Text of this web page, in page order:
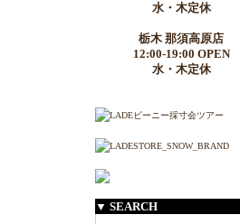
水・木定休
栃木 那須高原店
12:00-19:00 OPEN
水・木定休
▼ SEARCH